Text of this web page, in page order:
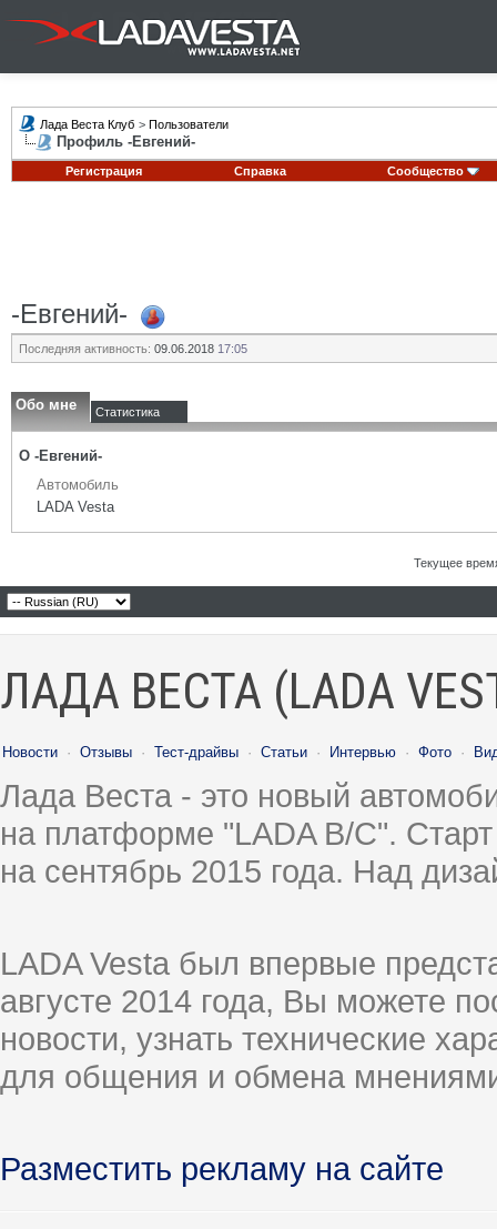
Лада Веста Клуб > Пользователи
Профиль -Евгений-
Регистрация Справка Сообщество
-Евгений-
Последняя активность: 09.06.2018 17:05
Обо мне Статистика
О -Евгений-
Автомобиль
LADA Vesta
Текущее
ЛАДА ВЕСТА (LADA
Новости · Отзывы · Тест-драйвы · Статьи · Интервью · Фото ·
Лада Веста - это новый
на платформе "LADA B/C".
на сентябрь 2015 года. Над
LADA Vesta был впервые
августе 2014 года, Вы можете
новости, узнать технические
для общения и обмена
Разместить рекламу на сайте